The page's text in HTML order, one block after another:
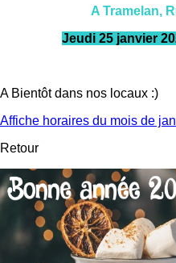
A Tramelan,
Jeudi 25 janvier
A Bientôt dans nos locaux :)
Affiche horaires du mois de
Retour